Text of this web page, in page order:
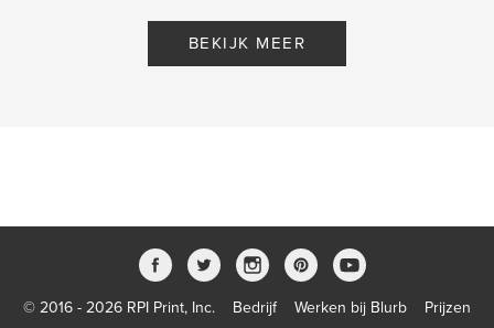
BEKIJK MEER
© 2016 - 2026 RPI Print, Inc. Bedrijf Werken bij Blurb Prijzen